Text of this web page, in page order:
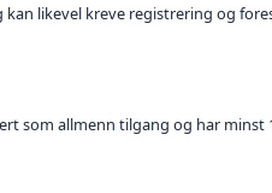
likevel kreve registrering og
som allmenn tilgang og har